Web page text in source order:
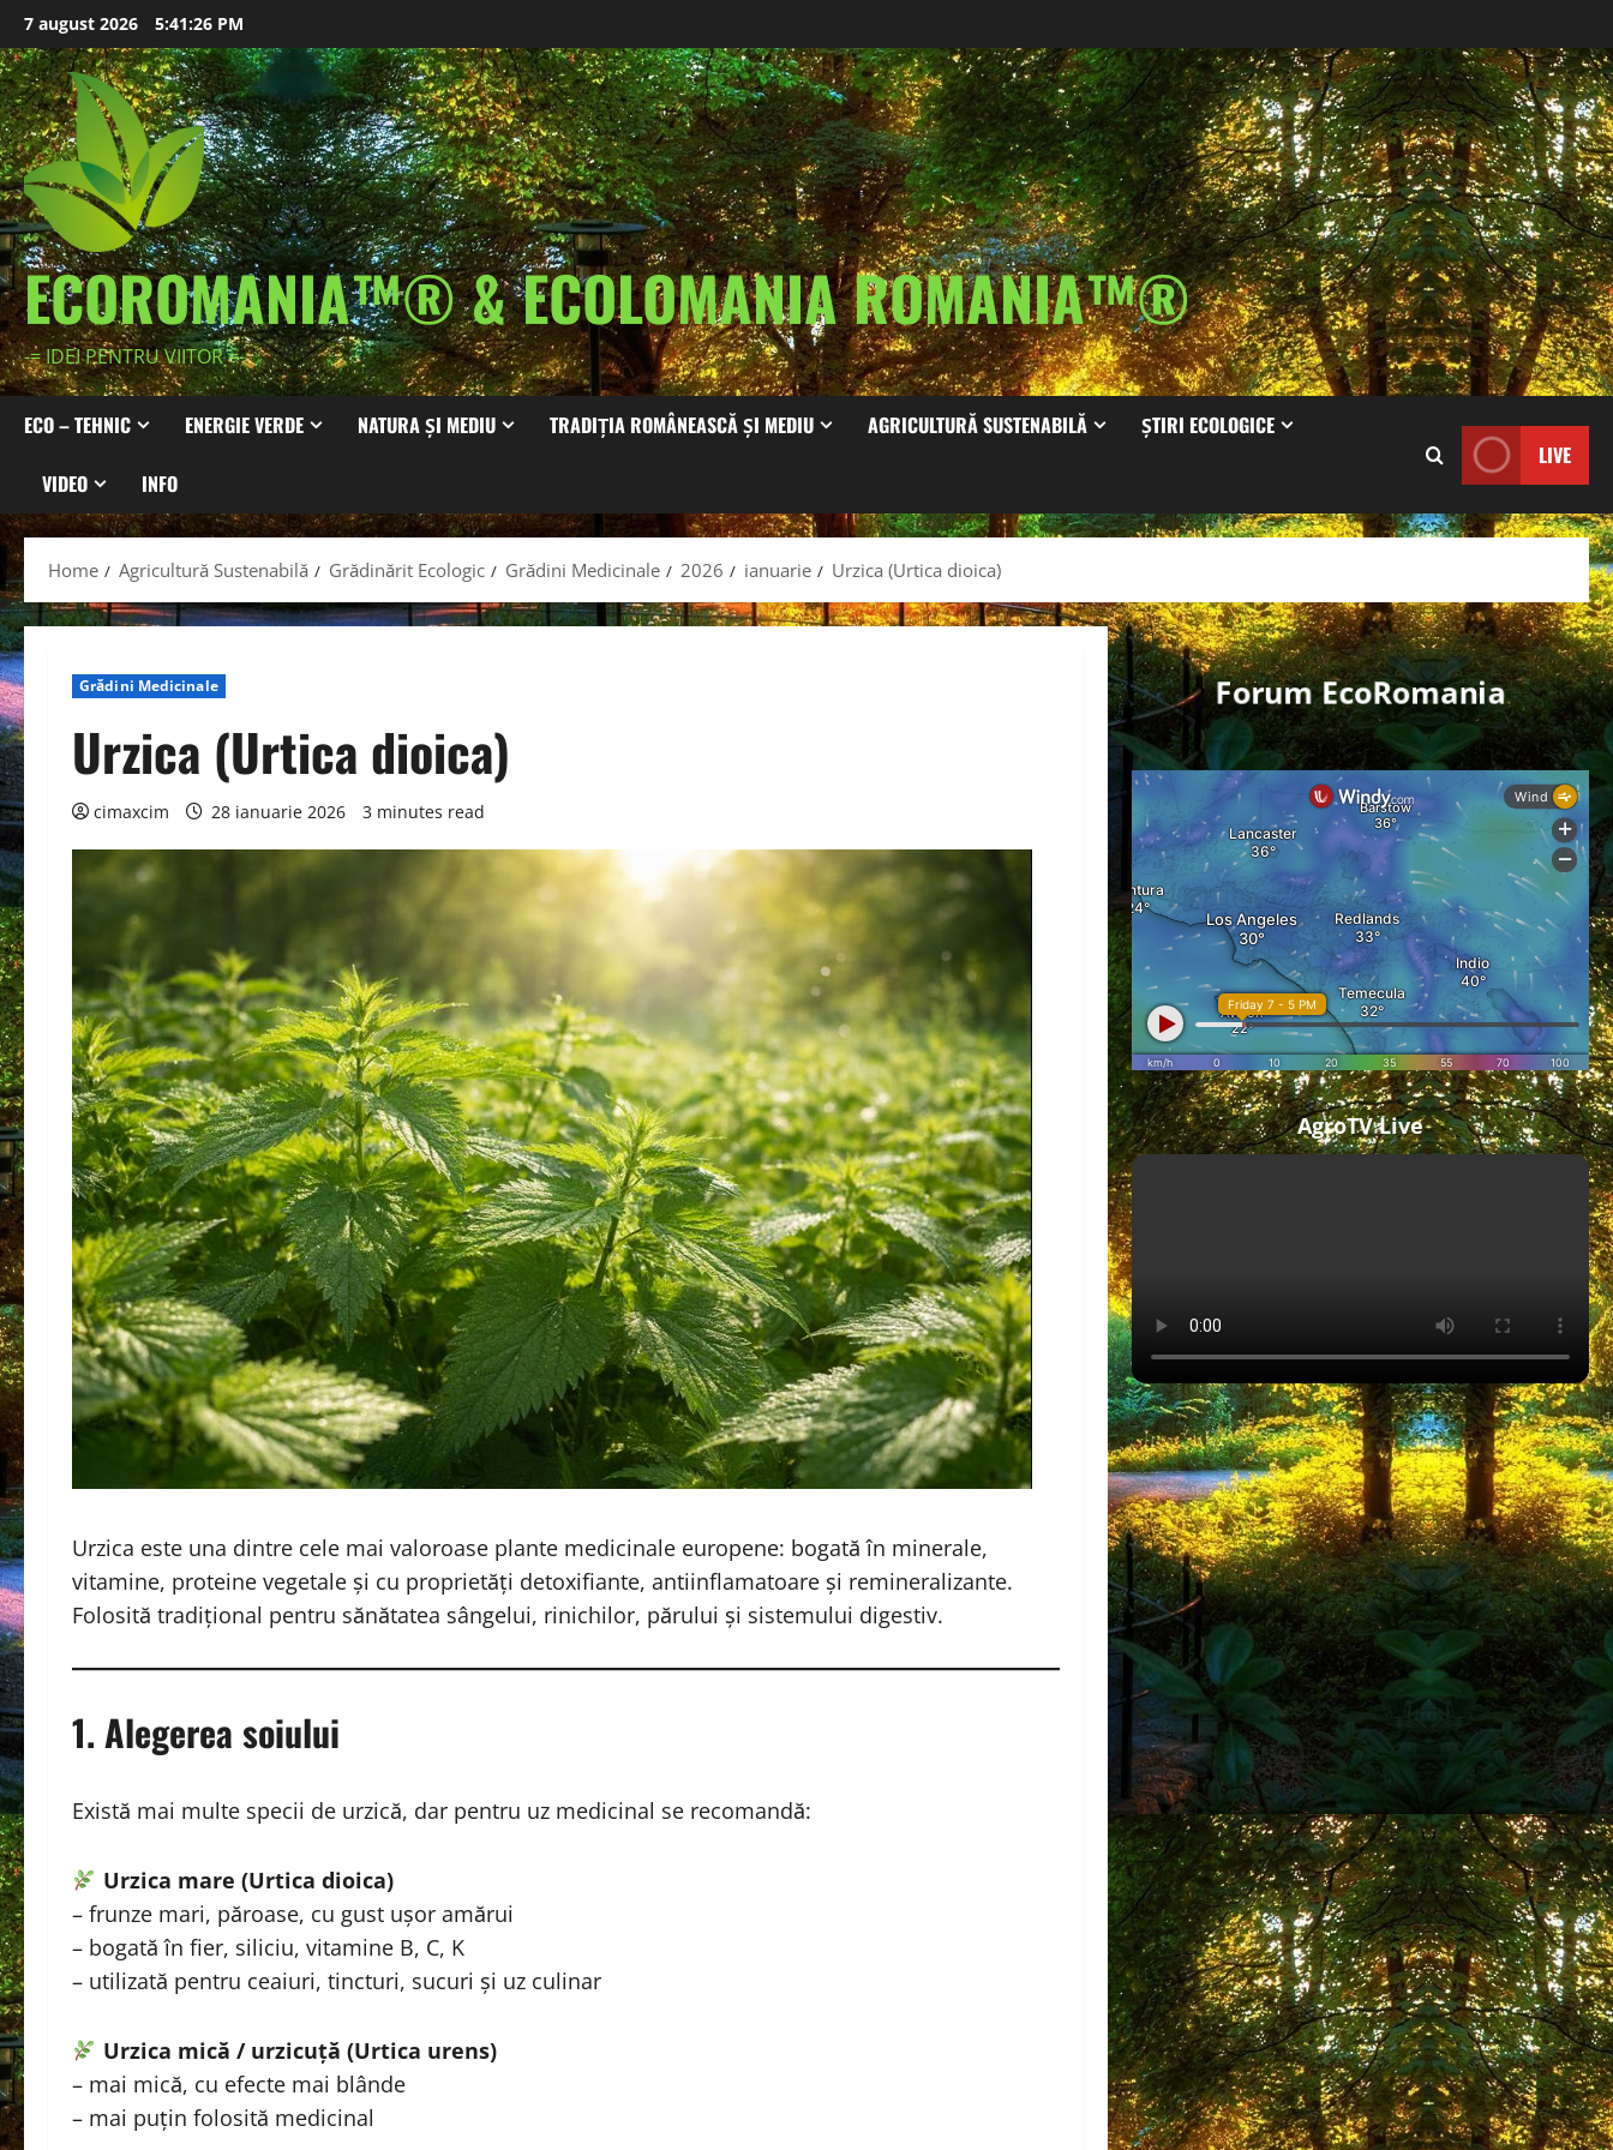
Skip
to
content
7 august 2026 5:41:28 PM
ECOROMANIA™® & ECOLOMANIA ROMANIA™®
-= IDEI PENTRU VIITOR =-
ECO – TEHNIC ENERGIE VERDE NATURA ȘI MEDIU TRADIȚIA ROMÂNEASCĂ ȘI MEDIU AGRICULTURĂ SUSTENABILĂ ȘTIRI ECOLOGICE
VIDEO INFO
LIVE
Home Agricultură Sustenabilă Grădinărit Ecologic Grădini Medicinale 2026 ianuarie Urzica (Urtica dioica)
Grădini Medicinale
Urzica (Urtica dioica)
cimaxcim 28 ianuarie 2026 3 minutes read
Urzica este una dintre cele mai valoroase plante medicinale europene: bogată în minerale,
vitamine, proteine vegetale și cu proprietăți detoxifiante, antiinflamatoare și remineralizante.
Folosită tradițional pentru sănătatea sângelui, rinichilor, părului și sistemului digestiv.
1. Alegerea soiului
Există mai multe specii de urzică, dar pentru uz medicinal se recomandă:
Urzica mare (Urtica dioica)
– frunze mari, păroase, cu gust ușor amărui
– bogată în fier, siliciu, vitamine B, C, K
– utilizată pentru ceaiuri, tincturi, sucuri și uz culinar
Urzica mică / urzicuță (Urtica urens)
– mai mică, cu efecte mai blânde
– mai puțin folosită medicinal
Forum EcoRomania
AgroTV Live